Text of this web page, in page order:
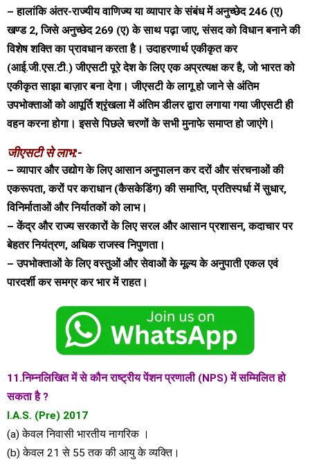
– हालांकि अंतर-राज्यीय वाणिज्य या व्यापार के संबंध में अनुच्छेद 246 (ए)
खण्ड 2, जिसे अनुच्छेद 269 (ए) के साथ पढ़ा जाए, संसद को विधान बनाने की
विशेष शक्ति का प्रावधान करता है। उदाहरणार्थ एकीकृत कर
(आई.जी.एस.टी.) जीएसटी पूरे देश के लिए एक अप्रत्यक्ष कर है, जो भारत को
एकीकृत साझा बाज़ार बना देगा। जीएसटी के लागू हो जाने से अंतिम
उपभोक्ताओं को आपूर्ति श्रृंखला में अंतिम डीलर द्वारा लगाया गया जीएसटी ही
वहन करना होगा। इससे पिछले चरणों के सभी मुनाफे समाप्त हो जाएंगे।
जीएसटी से लाभ:-
– व्यापार और उद्योग के लिए आसान अनुपालन कर दरों और संरचनाओं की
एकरूपता, करों पर कराधान (कैसकेडिंग) की समाप्ति, प्रतिस्पर्धा में सुधार,
विनिर्माताओं और निर्यातकों को लाभ।
– केंद्र और राज्य सरकारों के लिए सरल और आसान प्रशासन, कदाचार पर
बेहतर नियंत्रण, अधिक राजस्व निपुणता।
– उपभोक्ताओं के लिए वस्तुओं और सेवाओं के मूल्य के अनुपाती एकल एवं
पारदर्शी कर समग्र कर भार में राहत।
11.निम्नलिखित में से कौन राष्ट्रीय पेंशन प्रणाली (NPS) में सम्मिलित हो
सकता है ?
I.A.S. (Pre) 2017
(a) केवल निवासी भारतीय नागरिक ।
(b) केवल 21 से 55 तक की आयु के व्यक्ति।